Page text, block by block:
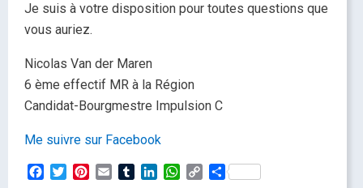
Je suis à votre disposition pour toutes questions que
vous auriez.
Nicolas Van der Maren
6 ème effectif MR à la Région
Candidat-Bourgmestre Impulsion C
Me suivre sur Facebook
Facebook
TwitterPinterest
Email TumblrLinkedInWhatsApp
CopyPartager